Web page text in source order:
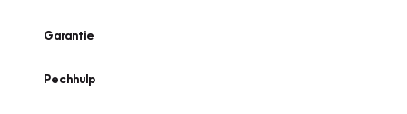
Garantie
Pechhulp